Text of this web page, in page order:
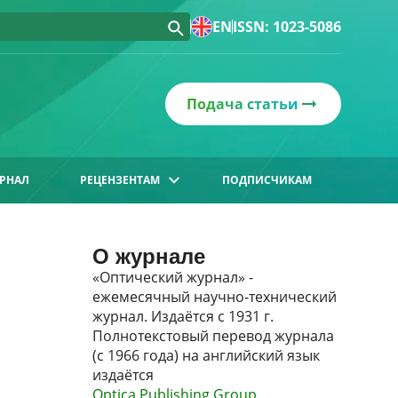
ENISSN: 1023-5086
Подача статьи
РЕЦЕНЗЕНТАМ ПОДПИСЧИКАМ
О журнале
«Оптический журнал» -
ежемесячный научно-технический
журнал. Издаётся с 1931 г.
Полнотекстовый перевод журнала
(с 1966 года) на английский язык
издаётся